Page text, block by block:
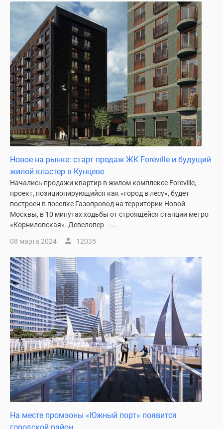
Новое на рынке: старт продаж ЖК Foreville и будущий
жилой кластер в Кунцеве
Начались продажи квартир в жилом комплексе Foreville,
проект, позиционирующийся как «город в лесу», будет
построен в поселке Газопровод на территории Новой
Москвы, в 10 минутах ходьбы от строящейся станции метро
«Корниловская». Девелопер —...
08 марта 2024 12035
На месте промзоны «Южный порт» появится